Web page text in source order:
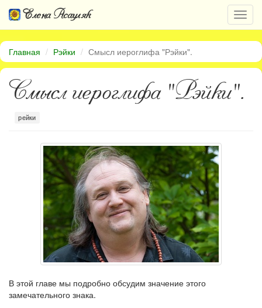
Елена Асауляк
Главная Рэйки Смысл иероглифа "Рэйки".
Смысл иероглифа "Рэйки".
рейки
В этой главе мы подробно обсудим значение этого
замечательного знака.